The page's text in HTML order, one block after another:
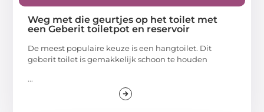
Weg met die geurtjes op het toilet met
een Geberit toiletpot en reservoir
De meest populaire keuze is een hangtoilet. Dit
geberit toilet is gemakkelijk schoon te houden
...